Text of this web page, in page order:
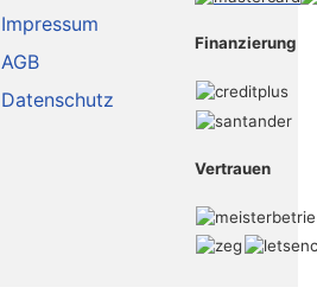
Impressum
AGB
Datenschutz
Finanzierung
Vertrauen